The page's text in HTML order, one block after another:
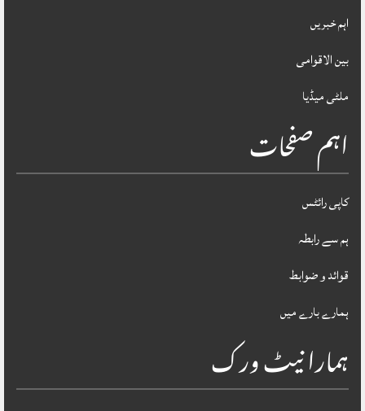
اہم خبریں
بین الاقوامی
ملٹی میڈیا
اہم صفحات
کاپی رائٹس
ہم سے رابطہ
قوائد و ضوابط
ہمارے بارے میں
ہمارا نیٹ ورک